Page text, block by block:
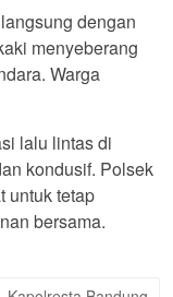
dengan
menyeberang
Warga
lalu lintas di
kondusif. Polsek
untuk tetap
bersama.